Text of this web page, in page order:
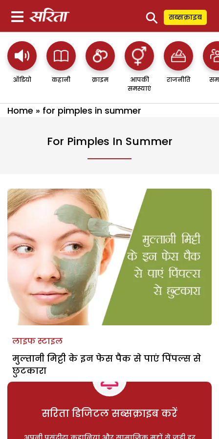
⚲ सब्सक्राइब
ऑडियो कहानी क्राइम
आपकी
समस्याएं
राजनीति
Home » for pimples in summer
For Pimples In Summer
लाइफ स्टाइल
मुल्तानी मिट्टी के इन फेस पैक से पाएं पिंपल्स से
छुटकारा
सरिता डिजिटल सब्सक्राइब करें